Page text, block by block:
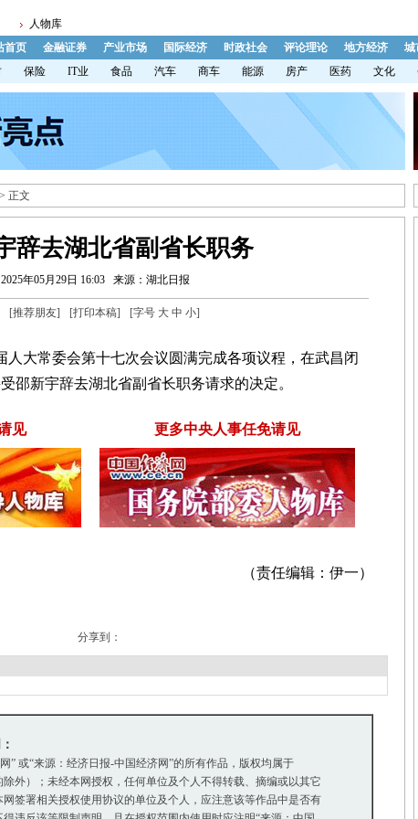
人物库
首页
金融证券 产业市场 国际经济 时政社会 评论理论 地方经济 城
保险 IT业 食品 汽车 商车 能源 房产 医药 文化
> 正文
辞去湖北省副省长职务
2025年05月29日 16:03 来源：湖北日报
[推荐朋友] [打印本稿] [字号 大 中 小]
人大常委会第十七次会议圆满完成各项议程，在武昌闭
邵新宇辞去湖北省副省长职务请求的决定。
见 更多中央人事任免请见
（责任编辑：伊一）
分享到：
” 或“来源：经济日报-中国经济网”的所有作品，版权均属于
外）；未经本网授权，任何单位及个人不得转载、摘编或以其它
签署相关授权使用协议的单位及个人，应注意该等作品中是否有